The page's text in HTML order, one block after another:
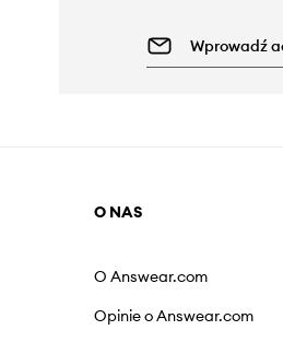
O NAS
O Answear.com
Opinie o Answear.com